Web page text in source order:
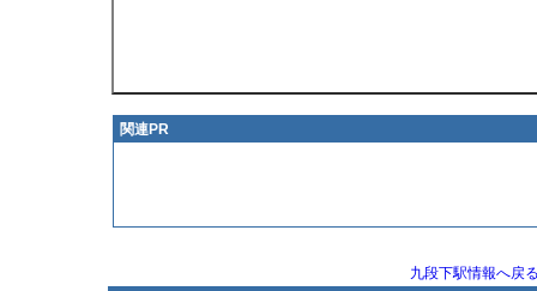
関連PR
九段下駅情報へ戻